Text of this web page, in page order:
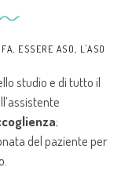
, ESSERE ASO, L'ASO
studio e di tutto il
;
del paziente per